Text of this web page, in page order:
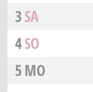
3SA
4SO
5MO